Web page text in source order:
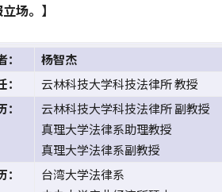
场。】
杨智杰
云林科技大学科技法律所 教授
云林科技大学科技法律所 副教授
真理大学法律系助理教授
真理大学法律系副教授
：
台湾大学法律系